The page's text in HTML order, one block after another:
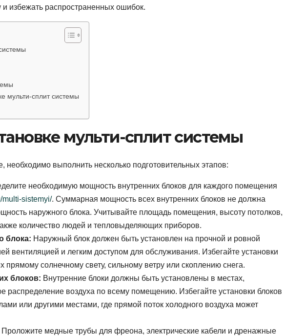
и избежать распространенных ошибок.
мульти-сплит системы
мульти-сплит системы
необходимо выполнить несколько подготовительных этапов:
необходимую мощность внутренних блоков для каждого помещения
multi-sistemyi/. Суммарная мощность всех внутренних блоков не должна
наружного блока. Учитывайте площадь помещения, высоту потолков,
количество людей и тепловыделяющих приборов.
блока: Наружный блок должен быть установлен на прочной и ровной
вентиляцией и легким доступом для обслуживания. Избегайте установки
прямому солнечному свету, сильному ветру или скоплению снега.
блоков: Внутренние блоки должны быть установлены в местах,
распределение воздуха по всему помещению. Избегайте установки блоков
или другими местами, где прямой поток холодного воздуха может
Проложите медные трубы для фреона, электрические кабели и дренажные